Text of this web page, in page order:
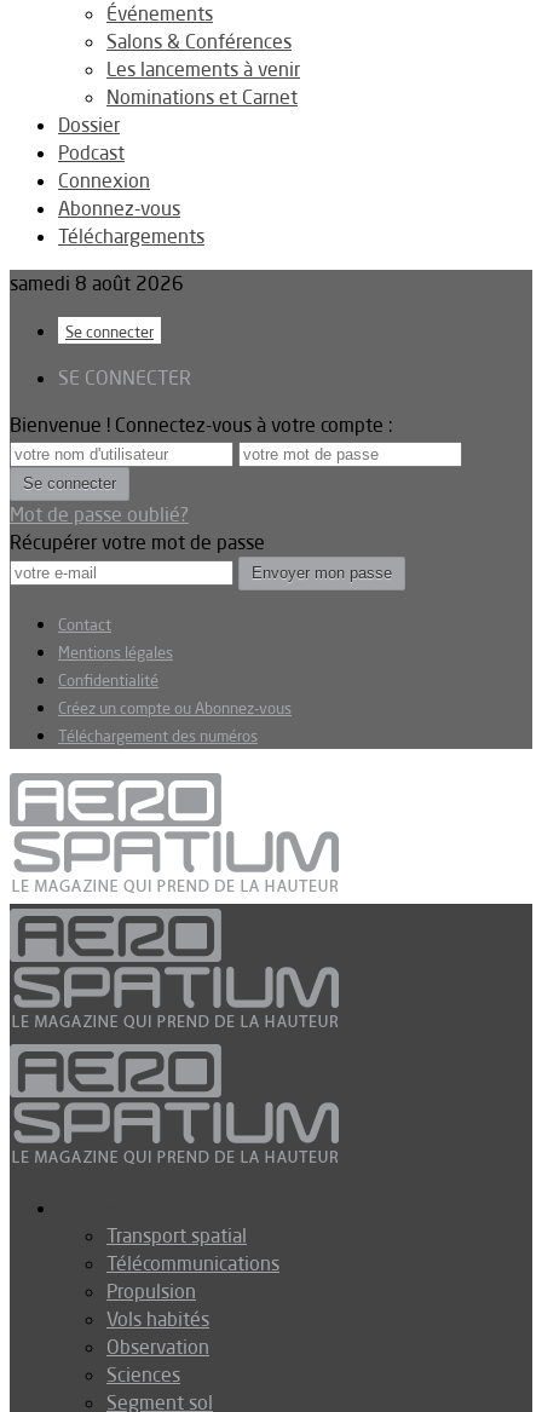
Événements
Salons & Conférences
Les lancements à venir
Nominations et Carnet
Dossier
Podcast
Connexion
Abonnez-vous
Téléchargements
samedi 8 août 2026
Se connecter
SE CONNECTER
Bienvenue ! Connectez-vous à votre compte :
Mot de passe oublié?
Récupérer votre mot de passe
Contact
Mentions légales
Confidentialité
Créez un compte ou Abonnez-vous
Téléchargement des numéros
Transport spatial
Télécommunications
Propulsion
Vols habités
Observation
Sciences
Segment sol